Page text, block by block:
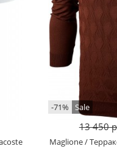
-71% Sale
13 450
Maglione /